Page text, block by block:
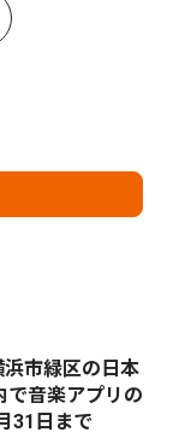
浜市緑区の日本
で音楽アプリの
31日まで